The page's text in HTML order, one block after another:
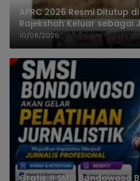
APRC 2026 Resmi Ditutup
Rajekshah Keluar sebagai
10/08/2026
Gratis..!! SMSI Bondowoso